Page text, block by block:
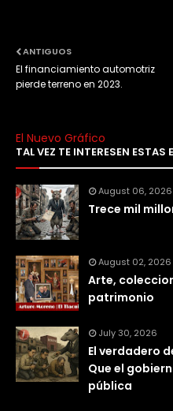
ANTIGUOS
El financiamiento automotriz
pierde terreno en 2023.
El Nuevo Gráfico
TAL VEZ TE INTERESEN ESTAS
August 06, 2026
Trece mil
August 02, 2026
Arte,
patrimonio
July 30, 2026
El verdadero
Que el
pública